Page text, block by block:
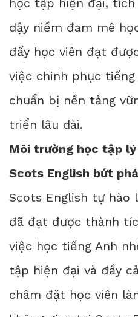
học tập hiện đại,
dậy niềm đam mê
đẩy học viên đạt
việc chinh phục
chuẩn bị nền tảng
triển lâu dài.
Môi trường học tập
Scots English bứt
Scots English tự hào
đã đạt được thành
việc học tiếng Anh
tập hiện đại và đầy
châm đặt học viên